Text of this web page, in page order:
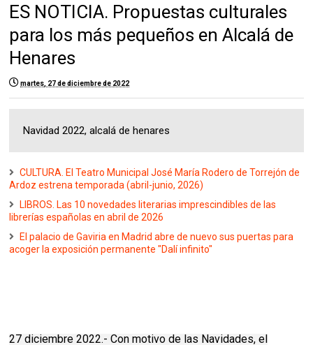
ES NOTICIA. Propuestas culturales
para los más pequeños en Alcalá de
Henares
martes, 27 de diciembre de 2022
Navidad 2022, alcalá de henares
CULTURA. El Teatro Municipal José María Rodero de Torrejón de
Ardoz estrena temporada (abril-junio, 2026)
LIBROS. Las 10 novedades literarias imprescindibles de las
librerías españolas en abril de 2026
El palacio de Gaviria en Madrid abre de nuevo sus puertas para
acoger la exposición permanente "Dalí infinito"
27 diciembre 2022.- Con motivo de las Navidades, el